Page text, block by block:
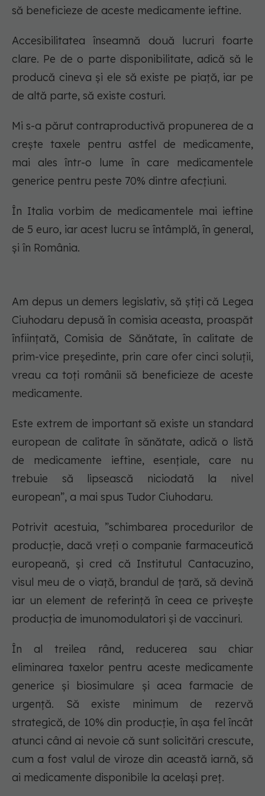
să beneficieze de aceste medicamente ieftine.
Accesibilitatea înseamnă două lucruri foarte
clare. Pe de o parte disponibilitate, adică să le
producă cineva și ele să existe pe piață, iar pe
de altă parte, să existe costuri.
Mi s-a părut contraproductivă propunerea de a
crește taxele pentru astfel de medicamente,
mai ales într-o lume în care medicamentele
generice pentru peste 70% dintre afecțiuni.
În Italia vorbim de medicamentele mai ieftine
de 5 euro, iar acest lucru se întâmplă, în general,
și în România.
Am depus un demers legislativ, să știți că Legea
Ciuhodaru depusă în comisia aceasta, proaspăt
înființată, Comisia de Sănătate, în calitate de
prim-vice președinte, prin care ofer cinci soluții,
vreau ca toți românii să beneficieze de aceste
medicamente.
Este extrem de important să existe un standard
european de calitate în sănătate, adică o listă
de medicamente ieftine, esențiale, care nu
trebuie să lipsească niciodată la nivel
european”, a mai spus Tudor Ciuhodaru.
Potrivit acestuia, ”schimbarea procedurilor de
producție, dacă vreți o companie farmaceutică
europeană, și cred că Institutul Cantacuzino,
visul meu de o viață, brandul de țară, să devină
iar un element de referință în ceea ce privește
producția de imunomodulatori și de vaccinuri.
În al treilea rând, reducerea sau chiar
eliminarea taxelor pentru aceste medicamente
generice și biosimulare și acea farmacie de
urgență. Să existe minimum de rezervă
strategică, de 10% din producție, în așa fel încât
atunci când ai nevoie că sunt solicitări crescute,
cum a fost valul de viroze din această iarnă, să
ai medicamente disponibile la același preț.